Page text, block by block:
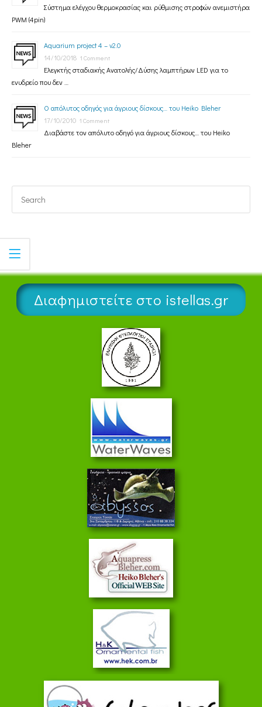
Σύστημα ελέγχου θερμοκρασίας και ρύθμισης στροφών ανεμιστήρα
PWM (4pin)
Aquarium project 4 – v2.0
14/10/2018 1 Comment
Ελεγκτής σταδιακής Ανατολής/Δύσης λαμπτήρων LED για το
ενυδρείο που δεν …
Ο απόλυτος οδηγός για άγριους δίσκους… του Heiko Bleher
17/10/2010 1 Comment
Διαβάστε τον απόλυτο οδηγό για άγριους δίσκους… του Heiko
Bleher
Διαφημιστείτε στο istellas.gr